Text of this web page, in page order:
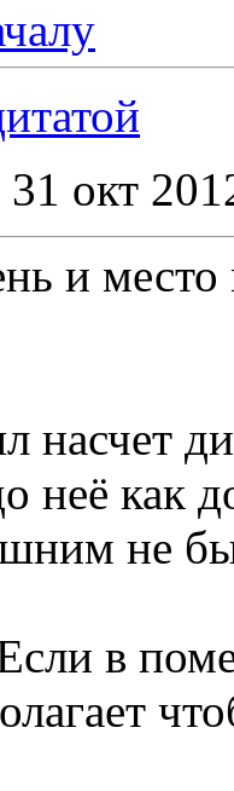
31 окт
и
насчет
неё как
не
в